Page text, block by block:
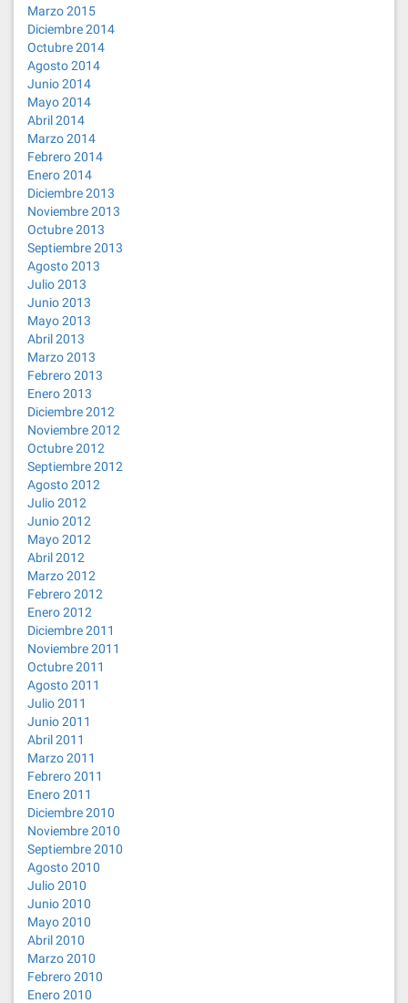
Marzo 2015
Diciembre 2014
Octubre 2014
Agosto 2014
Junio 2014
Mayo 2014
Abril 2014
Marzo 2014
Febrero 2014
Enero 2014
Diciembre 2013
Noviembre 2013
Octubre 2013
Septiembre 2013
Agosto 2013
Julio 2013
Junio 2013
Mayo 2013
Abril 2013
Marzo 2013
Febrero 2013
Enero 2013
Diciembre 2012
Noviembre 2012
Octubre 2012
Septiembre 2012
Agosto 2012
Julio 2012
Junio 2012
Mayo 2012
Abril 2012
Marzo 2012
Febrero 2012
Enero 2012
Diciembre 2011
Noviembre 2011
Octubre 2011
Agosto 2011
Julio 2011
Junio 2011
Abril 2011
Marzo 2011
Febrero 2011
Enero 2011
Diciembre 2010
Noviembre 2010
Septiembre 2010
Agosto 2010
Julio 2010
Junio 2010
Mayo 2010
Abril 2010
Marzo 2010
Febrero 2010
Enero 2010